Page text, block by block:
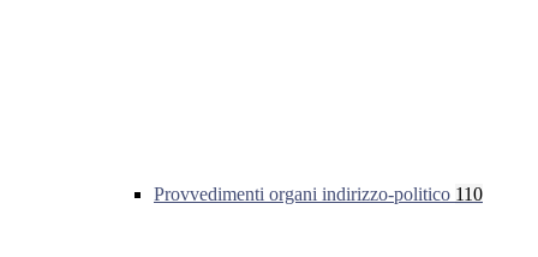
Provvedimenti organi indirizzo-politico 110